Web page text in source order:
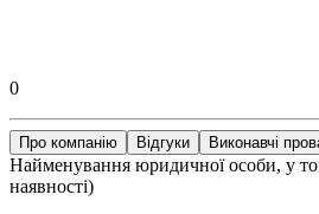
0
Про компанію Відгуки Виконавчі
Найменування юридичної особи, у
наявності)